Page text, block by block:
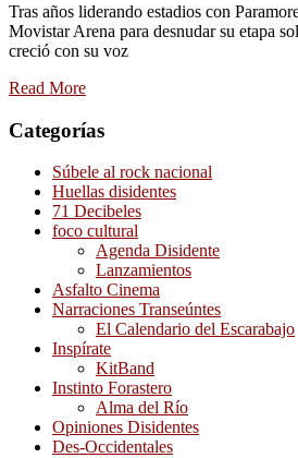
Tras años liderando estadios con
Movistar Arena para desnudar su etapa
creció con su voz
Read More
Categorías
Súbele al rock nacional
Huellas disidentes
71 Decibeles
foco cultural
Agenda Disidente
Lanzamientos
Asfalto Cinema
Narraciones Transeúntes
El Calendario del Escarabajo
Inspírate
KitBand
Instinto Forastero
Alma del Río
Opiniones Disidentes
Des-Occidentales